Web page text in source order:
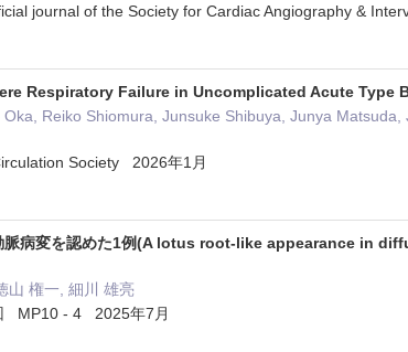
journal of the Society for Cardiac Angiography &
Respiratory Failure in Uncomplicated Acute Type
Reiko Shiomura, Junsuke Shibuya, Junya
Society 2026年1月
脈病変を認めた1例(A lotus root-like appearance in
山 権一, 細川 雄亮
MP10 - 4 2025年7月